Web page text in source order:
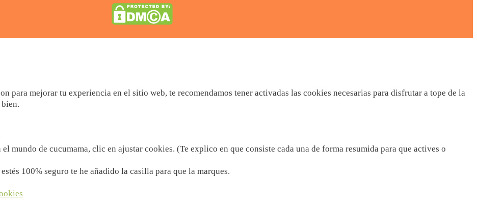
para mejorar tu experiencia en el sitio web, te recomendamos tener activadas las cookies necesarias para disfrutar a tope de la
mundo de cucumama, clic en ajustar cookies. (Te explico en que consiste cada una de forma resumida para que actives o
100% seguro te he añadido la casilla para que la marques.